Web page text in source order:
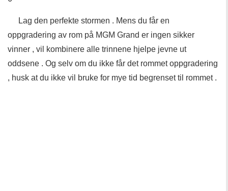
Lag den perfekte stormen . Mens du får en
oppgradering av rom på MGM Grand er ingen sikker
vinner , vil kombinere alle trinnene hjelpe jevne ut
oddsene . Og selv om du ikke får det rommet oppgradering
, husk at du ikke vil bruke for mye tid begrenset til rommet .